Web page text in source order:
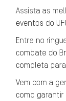
Assista as
eventos do
Entre no
combate do
completa
Vem com a
como garantir